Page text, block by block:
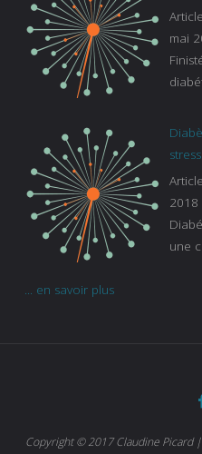
sur-
mai
de la
qui
cher
stress
2018
une
... en savoir plus
Copyright © 2017 Claudine